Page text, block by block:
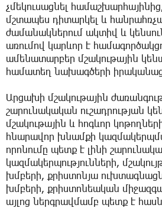
չմեկուսացնել
մշտապես դիտարկել և
ժամանակներում ակտիվ և
առումով կարևոր է
ամենատարբեր մշակութային
համատեղ նախագծերի
Արցախի մշակութային
շարունակական ուշադրության
մշակութային և հոգևոր
հնարավոր խնամքի
որոնումը պետք է լինի
կազմակերպությունների,
խմբերի, քրիստոնյա
խմբերի, քրիստոնեական
այլոց ներգրավմամբ պետք է